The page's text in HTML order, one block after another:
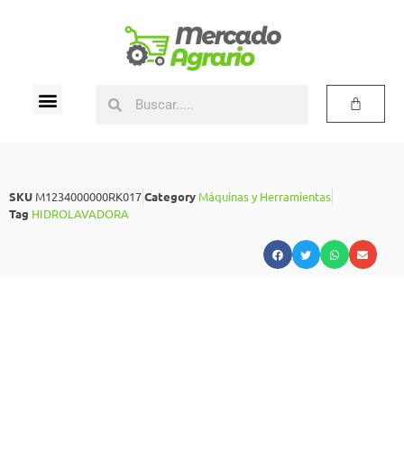
SKU M1234000000RK017Category Máquinas y Herramientas
Tag HIDROLAVADORA